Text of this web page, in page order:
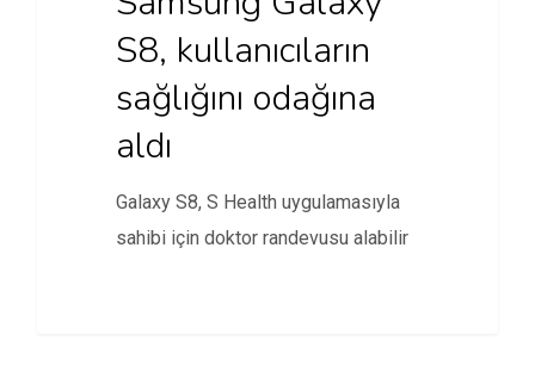
S8, kullanıcıların
sağlığını odağına
aldı
Galaxy S8, S Health uygulamasıyla
sahibi için doktor randevusu alabilir